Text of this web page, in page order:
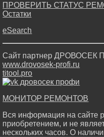
ПРОВЕРИТЬ СТАТУС
Остатки
eSearch
Сайт партнер ДРОВОСЕК
www.drovosek-profi.ru
titool.pro
МОНИТОР РЕМОНТОВ
Вся информация на сайте
приобретением, и не
нескольких часов. О